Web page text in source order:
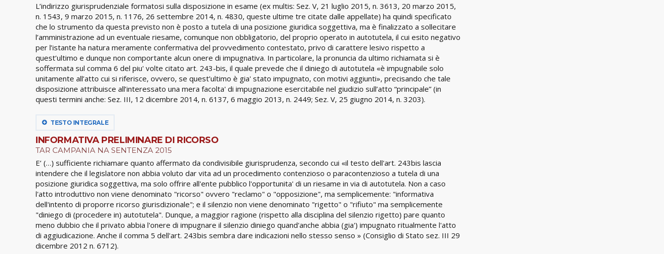
L’indirizzo giurisprudenziale formatosi sulla disposizione in esame (ex multis: Sez. V, 21 luglio 2015, n. 3613, 20 marzo 2015,
n. 1543, 9 marzo 2015, n. 1176, 26 settembre 2014, n. 4830, queste ultime tre citate dalle appellate) ha quindi specificato
che lo strumento da questa previsto non è posto a tutela di una posizione giuridica soggettiva, ma è finalizzato a sollecitare
l’amministrazione ad un eventuale riesame, comunque non obbligatorio, del proprio operato in autotutela, il cui esito negativo
per l’istante ha natura meramente confermativa del provvedimento contestato, privo di carattere lesivo rispetto a
quest’ultimo e dunque non comportante alcun onere di impugnativa. In particolare, la pronuncia da ultimo richiamata si è
soffermata sul comma 6 del piu' volte citato art. 243-bis, il quale prevede che il diniego di autotutela «è impugnabile solo
unitamente all’atto cui si riferisce, ovvero, se quest’ultimo è gia' stato impugnato, con motivi aggiunti», precisando che tale
disposizione attribuisce all’interessato una mera facolta' di impugnazione esercitabile nel giudizio sull’atto “principale” (in
questi termini anche: Sez. III, 12 dicembre 2014, n. 6137, 6 maggio 2013, n. 2449; Sez. V, 25 giugno 2014, n. 3203).
TESTO INTEGRALE
INFORMATIVA PRELIMINARE DI RICORSO
TAR CAMPANIA NA SENTENZA 2015
E’ (…) sufficiente richiamare quanto affermato da condivisibile giurisprudenza, secondo cui «il testo dell'art. 243bis lascia
intendere che il legislatore non abbia voluto dar vita ad un procedimento contenzioso o paracontenzioso a tutela di una
posizione giuridica soggettiva, ma solo offrire all'ente pubblico l'opportunita' di un riesame in via di autotutela. Non a caso
l'atto introduttivo non viene denominato "ricorso" ovvero "reclamo" o "opposizione", ma semplicemente: "informativa
dell'intento di proporre ricorso giurisdizionale"; e il silenzio non viene denominato "rigetto" o "rifiuto" ma semplicemente
"diniego di (procedere in) autotutela". Dunque, a maggior ragione (rispetto alla disciplina del silenzio rigetto) pare quanto
meno dubbio che il privato abbia l'onere di impugnare il silenzio diniego quand'anche abbia (gia') impugnato ritualmente l'atto
di aggiudicazione. Anche il comma 5 dell'art. 243bis sembra dare indicazioni nello stesso senso » (Consiglio di Stato sez. III 29
dicembre 2012 n. 6712).